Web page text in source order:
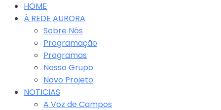
HOME
Á REDE AURORA
Sobre Nós
Programação
Programas
Nosso Grupo
Novo Projeto
NOTICIAS
A Voz de Campos